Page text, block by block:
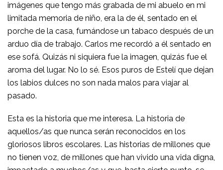
imágenes que tengo más grabada de mi abuelo en mi
limitada memoria de niño, era la de él, sentado en el
porche de la casa, fumándose un tabaco después de un
arduo día de trabajo. Carlos me recordó a él sentado en
ese sofá. Quizás ni siquiera fue la imagen, quizás fue el
aroma del lugar. No lo sé. Esos puros de Estelí que dejan
los labios dulces no son nada malos para viajar al
pasado.
Esta es la historia que me interesa. La historia de
aquellos/as que nunca serán reconocidos en los
gloriosos libros escolares. Las historias de millones que
no tienen voz, de millones que han vivido una vida digna,